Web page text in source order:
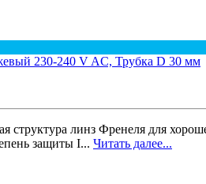
структура линз Френеля для
защиты I... Читать далее...